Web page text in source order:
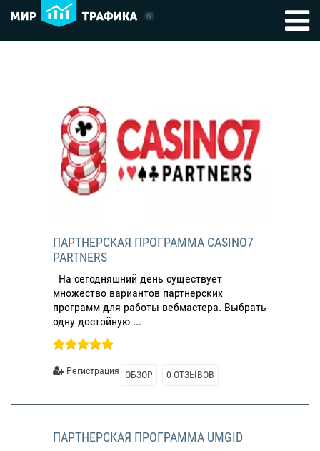
ПАРТНЕРСКАЯ ПРОГРАММА CASINO7
PARTNERS
На сегодняшний день существует
множество вариантов партнерских
программ для работы вебмастера. Выбрать
одну достойную ...
Регистрация ОБЗОР 0 ОТЗЫВОВ
ПАРТНЕРСКАЯ ПРОГРАММА UMGID